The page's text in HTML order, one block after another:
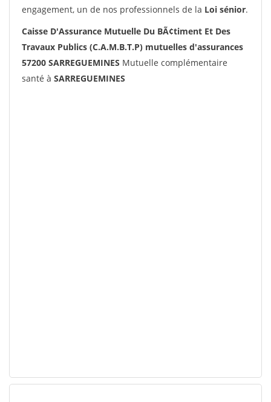
engagement, un de nos professionnels de la Loi sénior.
Caisse D'Assurance Mutuelle Du BÃ¢timent Et Des
Travaux Publics (C.A.M.B.T.P) mutuelles d'assurances
57200 SARREGUEMINES Mutuelle complémentaire
santé à SARREGUEMINES